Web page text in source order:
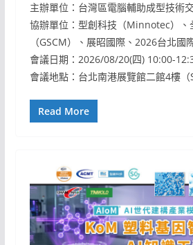
主辦單位：台灣區電腦輔助成型技術
協辦單位：型創科技（Minnotec）、
（GSCM）、展昭國際、2026台北國
會議日期：2026/08/20(四) 10:00-
會議地點：台北南港展覽館二館4樓（
Read More